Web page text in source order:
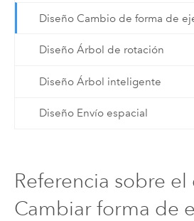
Diseño Cambio de forma de
Diseño Árbol de rotación
Diseño Árbol inteligente
Diseño Envío espacial
Referencia sobre el
Cambiar forma de